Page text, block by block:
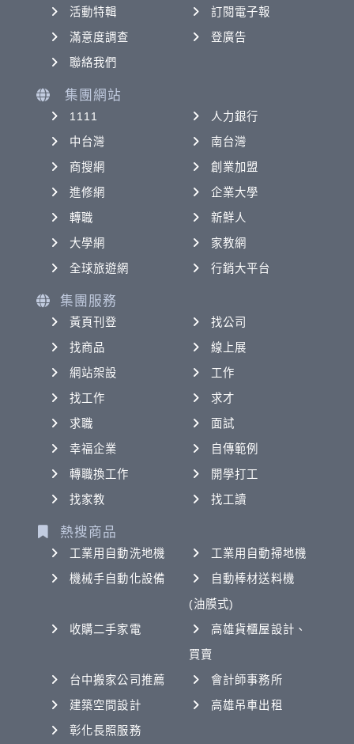
活動特輯
訂閱電子報
滿意度調查
登廣告
聯絡我們
集團網站
1111
人力銀行
中台灣
南台灣
商搜網
創業加盟
進修網
企業大學
轉職
新鮮人
大學網
家教網
全球旅遊網
行銷大平台
集團服務
黃頁刊登
找公司
找商品
線上展
網站架設
工作
找工作
求才
求職
面試
幸福企業
自傳範例
轉職換工作
開學打工
找家教
找工讀
熱搜商品
工業用自動洗地機
工業用自動掃地機
機械手自動化設備
自動棒材送料機
(油膜式)
收購二手家電
高雄貨櫃屋設計、
買賣
台中搬家公司推薦
會計師事務所
建築空間設計
高雄吊車出租
彰化長照服務